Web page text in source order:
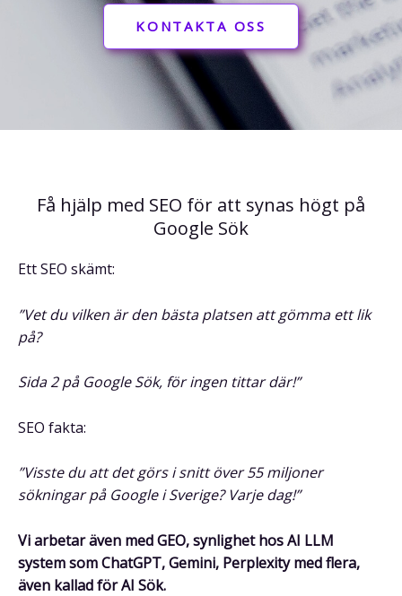
KONTAKTA OSS
Få hjälp med SEO för att synas högt på
Google Sök
Ett SEO skämt:
”Vet du vilken är den bästa platsen att gömma ett lik
på?
Sida 2 på Google Sök, för ingen tittar där!”
SEO fakta:
”Visste du att det görs i snitt över 55 miljoner
sökningar på Google i Sverige? Varje dag!”
Vi arbetar även med GEO, synlighet hos AI LLM
system som ChatGPT, Gemini, Perplexity med flera,
även kallad för AI Sök.